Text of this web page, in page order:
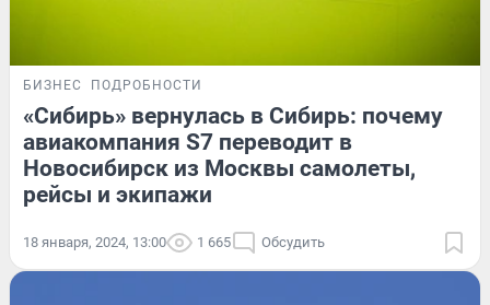
БИЗНЕС ПОДРОБНОСТИ
«Сибирь» вернулась в Сибирь: почему
авиакомпания S7 переводит в
Новосибирск из Москвы самолеты,
рейсы и экипажи
18 января, 2024, 13:00 1 665 Обсудить